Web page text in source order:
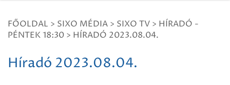
FŐOLDAL > SIXO MÉDIA > SIXO TV > HÍRADÓ -
PÉNTEK 18:30 > HÍRADÓ 2023.08.04.
Híradó 2023.08.04.